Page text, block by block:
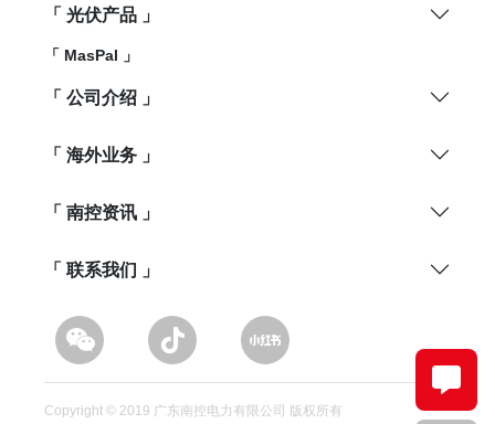
「 光伏产品 」
「 MasPal 」
「 公司介绍 」
「 海外业务 」
「 南控资讯 」
「 联系我们 」
Copyright © 2019 广东南控电力有限公司 版权所有